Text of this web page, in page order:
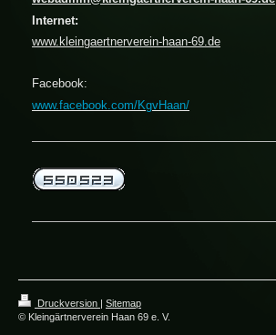
Internet:
www.kleingaertnerverein-haan-69 .de
Facebook:
www.facebook.com/KgvHaan/
Druckversion | Sitemap
© Kleingärtnerverein Haan 69 e. V.